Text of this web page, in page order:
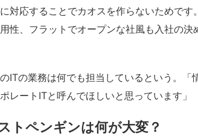
対応することでカオスを作らないためです
性、フラットでオープンな社風も入社の決
ITの業務は何でも担当しているという。「
レートITと呼んでほしいと思っています」
トペンギンは何が大変？